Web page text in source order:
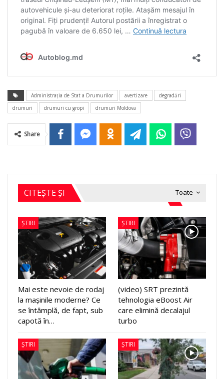
Administrația de Stat a Drumurilor avertizare
degradări
drumuri
drumuri cu gropi drumuri Moldova
Share
Toate
CITEȘTE ȘI
ȘTIRI
Mai este nevoie de rodaj
la mașinile moderne? Ce
se întâmplă, de fapt, sub
capotă în…
ȘTIRI
(video) SRT prezintă
tehnologia eBoost Air
care elimină decalajul
turbo
ȘTIRI ȘTIRI